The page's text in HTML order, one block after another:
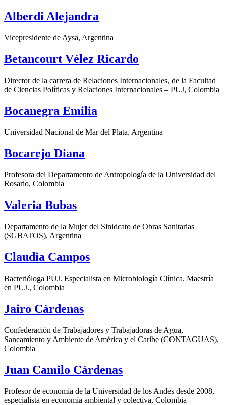
Alberdi Alejandra
Vicepresidente de Aysa, Argentina
Betancourt Vélez Ricardo
Director de la carrera de Relaciones Internacionales, de la Facultad
de Ciencias Políticas y Relaciones Internacionales – PUJ, Colombia
Bocanegra Emilia
Universidad Nacional de Mar del Plata, Argentina
Bocarejo Diana
Profesora del Departamento de Antropología de la Universidad del
Rosario, Colombia
Valeria Bubas
Departamento de la Mujer del Sinidcato de Obras Sanitarias
(SGBATOS), Argentina
Claudia Campos
Bacterióloga PUJ. Especialista en Microbiología Clínica. Maestría
en PUJ., Colombia
Jairo Cárdenas
Confederación de Trabajadores y Trabajadoras de Agua,
Saneamiento y Ambiente de América y el Caribe (CONTAGUAS),
Colombia
Juan Camilo Cárdenas
Profesor de economía de la Universidad de los Andes desde 2008,
especialista en economía ambiental y colectiva, Colombia